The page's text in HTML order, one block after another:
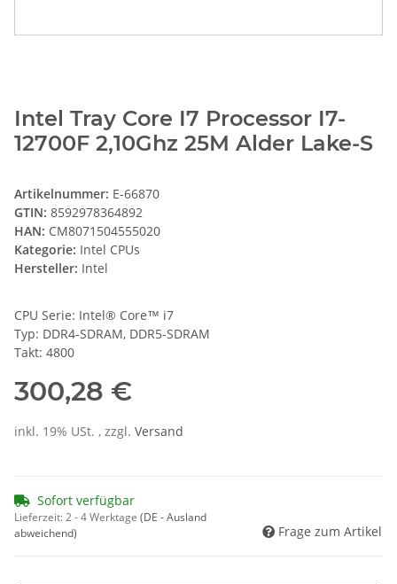
Intel Tray Core I7 Processor I7-
12700F 2,10Ghz 25M Alder Lake-S
Artikelnummer: E-66870
GTIN: 8592978364892
HAN: CM8071504555020
Kategorie: Intel CPUs
Hersteller: Intel
CPU Serie: Intel® Core™ i7
Typ: DDR4-SDRAM, DDR5-SDRAM
Takt: 4800
300,28 €
inkl. 19% USt. , zzgl. Versand
Sofort verfügbar
Lieferzeit:2 - 4 Werktage (DE - Ausland
abweichend)
Frage zum Artikel